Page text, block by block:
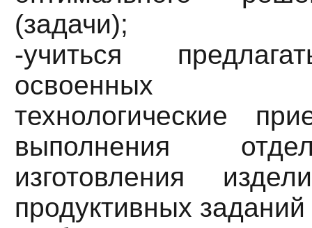
(задачи);
-учиться
освоенных
технологические
выполнения
изготовления
продуктивных